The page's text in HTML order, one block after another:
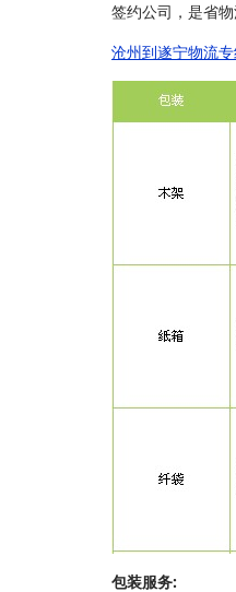
签约公司，是省
沧州到遂宁物流
包装服务: